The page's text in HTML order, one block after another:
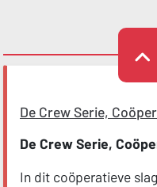
De Crew Serie,
De Crew Serie,
In dit coöperatieve